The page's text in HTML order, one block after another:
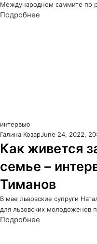
Международном саммите по
Подробнее
интервью
Галина КозарJune 24, 2022,
Как живется
семье –
Тиманов
В мае львовские супруги
для львовских молодоженов
Подробнее